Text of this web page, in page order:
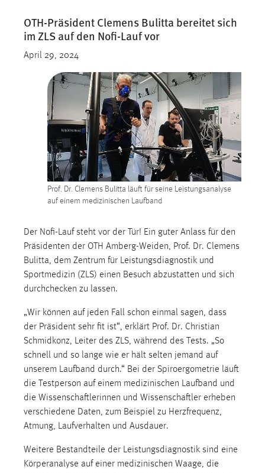
OTH-Präsident Clemens Bulitta bereitet sich
im ZLS auf den Nofi-Lauf vor
April 29, 2024
Prof. Dr. Clemens Bulitta läuft für seine Leistungsanalyse
auf einem medizinischen Laufband
Der Nofi-Lauf steht vor der Tür! Ein guter Anlass für den
Präsidenten der OTH Amberg-Weiden, Prof. Dr. Clemens
Bulitta, dem Zentrum für Leistungsdiagnostik und
Sportmedizin (ZLS) einen Besuch abzustatten und sich
durchchecken zu lassen.
„Wir können auf jeden Fall schon einmal sagen, dass
der Präsident sehr fit ist“, erklärt Prof. Dr. Christian
Schmidkonz, Leiter des ZLS, während des Tests. „So
schnell und so lange wie er hält selten jemand auf
unserem Laufband durch.“ Bei der Spiroergometrie läuft
die Testperson auf einem medizinischen Laufband und
die Wissenschaftlerinnen und Wissenschaftler erheben
verschiedene Daten, zum Beispiel zu Herzfrequenz,
Atmung, Laufverhalten und Ausdauer.
Weitere Bestandteile der Leistungsdiagnostik sind eine
Körperanalyse auf einer medizinischen Waage, die